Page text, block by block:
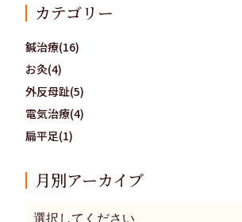
カテゴリー
鍼治療(16)
お灸(4)
外反母趾(5)
電気治療(4)
扁平足(1)
月別アーカイブ